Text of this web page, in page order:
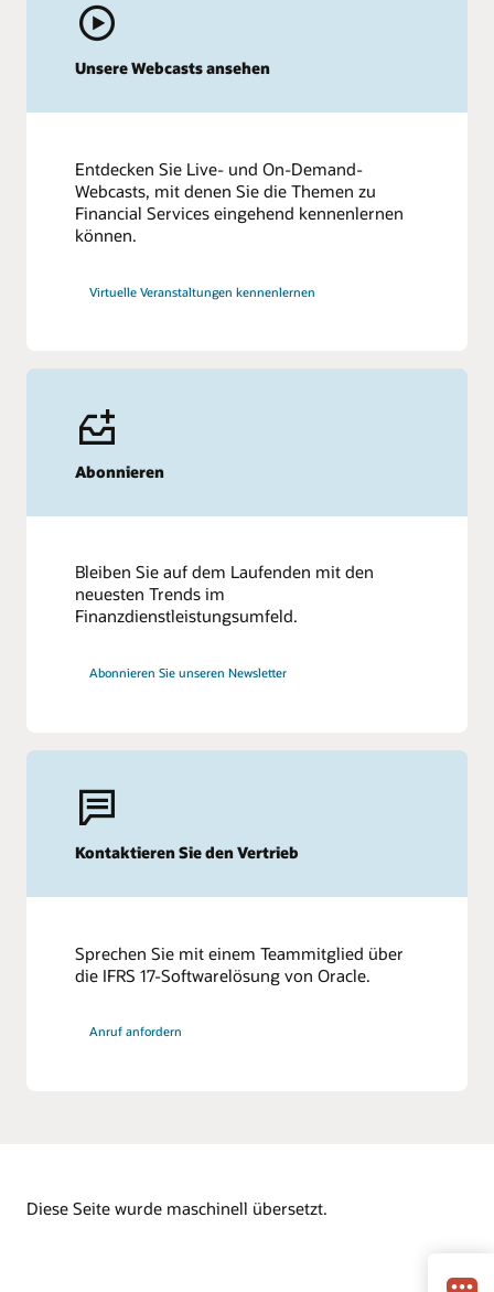
Unsere Webcasts ansehen
Entdecken Sie Live- und On-Demand-
Webcasts, mit denen Sie die Themen zu
Financial Services eingehend kennenlernen
können.
Virtuelle Veranstaltungen kennenlernen
Abonnieren
Bleiben Sie auf dem Laufenden mit den
neuesten Trends im
Finanzdienstleistungsumfeld.
Abonnieren Sie unseren Newsletter
Kontaktieren Sie den Vertrieb
Sprechen Sie mit einem Teammitglied über
die IFRS 17-Softwarelösung von Oracle.
Anruf anfordern
Diese Seite wurde maschinell übersetzt.